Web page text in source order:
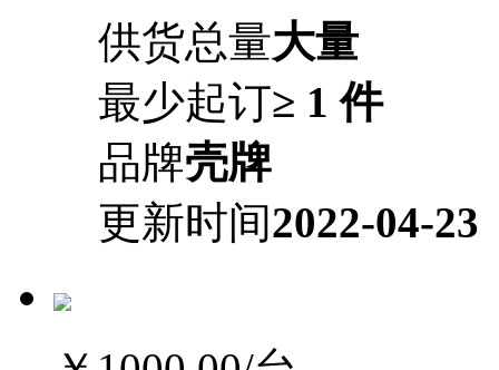
供货总量大量
最少起订≥ 1 件
品牌壳牌
更新时间2022-04-23